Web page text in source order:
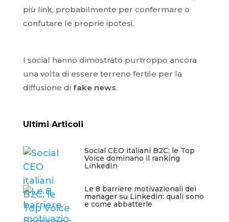
più link, probabilmente per confermare o
confutare le proprie ipotesi.
I social hanno dimostrato purtroppo ancora
una volta di essere terreno fertile per la
diffusione di fake news.
Ultimi Articoli
Social CEO italiani B2C: le Top
Voice dominano il ranking
LinkedIn
Le 8 barriere motivazionali dei
manager su Linkedin: quali sono
e come abbatterle